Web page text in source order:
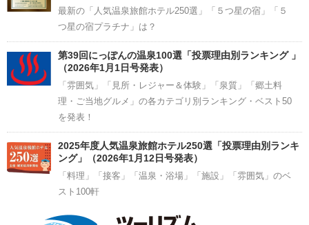
最新の「人気温泉旅館ホテル250選」「５つ星の宿」「５
つ星の宿プラチナ」は？
第39回にっぽんの温泉100選「投票理由別ランキング 」
（2026年1月1日号発表）
「雰囲気」「見所・レジャー＆体験」「泉質」「郷土料
理・ご当地グルメ」の各カテゴリ別ランキング・ベスト50
を発表！
2025年度人気温泉旅館ホテル250選「投票理由別ランキ
ング」（2026年1月12日号発表）
「料理」「接客」「温泉・浴場」「施設」「雰囲気」のベ
スト100軒